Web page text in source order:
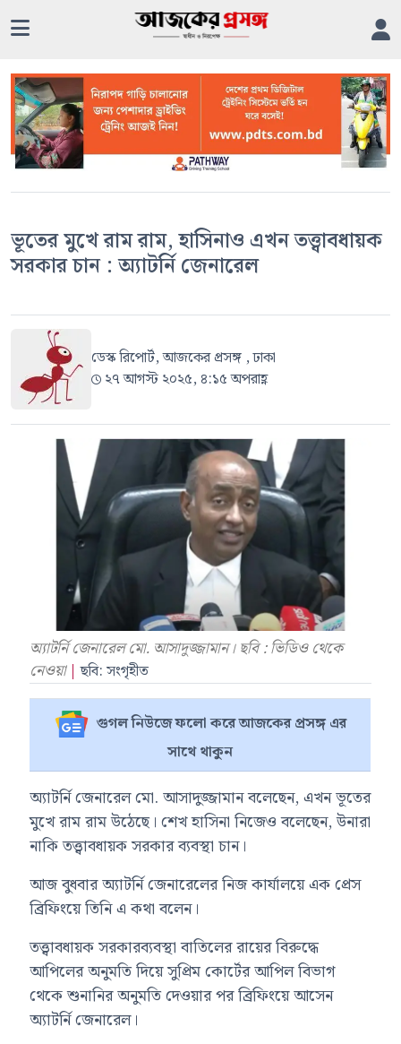
ভূতের মুখে রাম রাম, হাসিনাও এখন তত্ত্বাবধায়ক
সরকার চান : অ্যাটর্নি জেনারেল
ডেস্ক রিপোর্ট, আজকের প্রসঙ্গ , ঢাকা
২৭ আগস্ট ২০২৫, ৪:১৫ অপরাহ্ণ
অ্যাটর্নি জেনারেল মো. আসাদুজ্জামান। ছবি : ভিডিও থেকে
নেওয়া| ছবি: সংগৃহীত
গুগল নিউজে ফলো করে আজকের প্রসঙ্গ এর
সাথে থাকুন
অ্যাটর্নি জেনারেল মো. আসাদুজ্জামান বলেছেন, এখন ভূতের
মুখে রাম রাম উঠেছে। শেখ হাসিনা নিজেও বলেছেন, উনারা
নাকি তত্ত্বাবধায়ক সরকার ব্যবস্থা চান।
আজ বুধবার অ্যাটর্নি জেনারেলের নিজ কার্যালয়ে এক প্রেস
ব্রিফিংয়ে তিনি এ কথা বলেন।
তত্ত্বাবধায়ক সরকারব্যবস্থা বাতিলের রায়ের বিরুদ্ধে
আপিলের অনুমতি দিয়ে সুপ্রিম কোর্টের আপিল বিভাগ
থেকে শুনানির অনুমতি দেওয়ার পর ব্রিফিংয়ে আসেন
অ্যাটর্নি জেনারেল।